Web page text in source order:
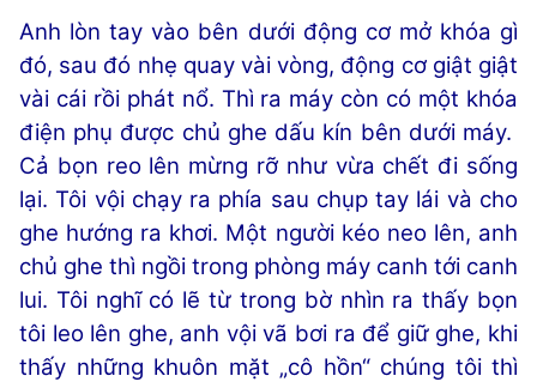
Anh lòn tay vào bên dưới động cơ mở khóa gì
đó, sau đó nhẹ quay vài vòng, động cơ giật giật
vài cái rồi phát nổ. Thì ra máy còn có một khóa
điện phụ được chủ ghe dấu kín bên dưới máy.
Cả bọn reo lên mừng rỡ như vừa chết đi sống
lại. Tôi vội chạy ra phía sau chụp tay lái và cho
ghe hướng ra khơi. Một người kéo neo lên, anh
chủ ghe thì ngồi trong phòng máy canh tới canh
lui. Tôi nghĩ có lẽ từ trong bờ nhìn ra thấy bọn
tôi leo lên ghe, anh vội vã bơi ra để giữ ghe, khi
thấy những khuôn mặt „cô hồn“ chúng tôi thì